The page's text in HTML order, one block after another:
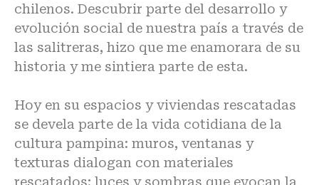
chilenos. Descubrir parte del desarrollo y
evolución social de nuestra país a través de
las salitreras, hizo que me enamorara de su
historia y me sintiera parte de esta.
Hoy en su espacios y viviendas rescatadas
se devela parte de la vida cotidiana de la
cultura pampina: muros, ventanas y
texturas dialogan con materiales
rescatados; luces y sombras que evocan la